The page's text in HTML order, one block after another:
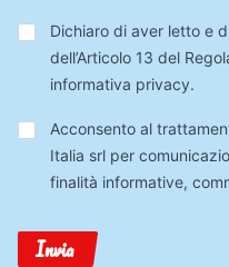
Privacy*
Dichiaro di aver letto e
dell’Articolo 13 del
informativa privacy.
Trattamento
Dati
Acconsento al
Italia srl per
finalità informative,
Invia